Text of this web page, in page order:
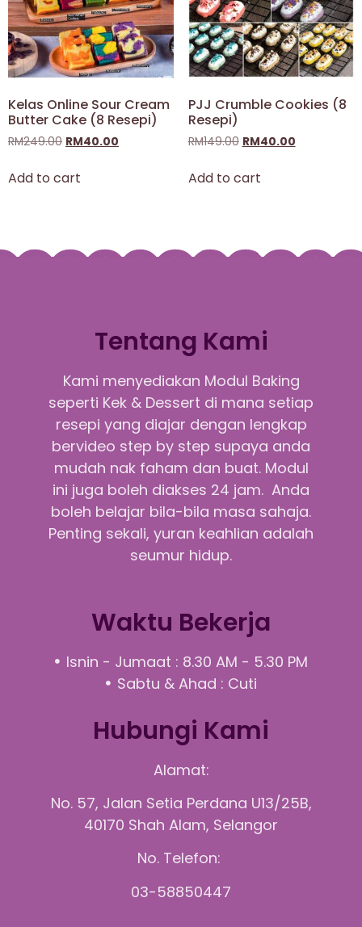
Kelas Online Sour Cream
Butter Cake (8 Resepi)
RM249.00 RM40.00
Add to cart
PJJ Crumble Cookies (8
Resepi)
RM149.00 RM40.00
Add to cart
Tentang Kami
Kami menyediakan Modul Baking
seperti Kek & Dessert di mana setiap
resepi yang diajar dengan lengkap
bervideo step by step supaya anda
mudah nak faham dan buat. Modul
ini juga boleh diakses 24 jam. Anda
boleh belajar bila-bila masa sahaja.
Penting sekali, yuran keahlian adalah
seumur hidup.
Waktu Bekerja
Isnin - Jumaat : 8.30 AM - 5.30 PM
Sabtu & Ahad : Cuti
Hubungi Kami
Alamat:
No. 57, Jalan Setia Perdana U13/25B,
40170 Shah Alam, Selangor
No. Telefon:
03-58850447